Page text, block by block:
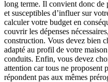
long terme. Il convient donc de
et susceptibles d’influer sur
calculer votre budget en
couvrir les dépenses
construction. Vous devez bien
adapté au profil de votre
conduits. Enfin, vous devez
attention car tous ne proposent
répondent pas aux mêmes